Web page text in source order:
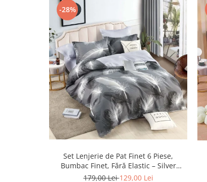
-28%
Set Lenjerie de Pat Finet 6 Piese,
Bumbac Finet, Fără Elastic – Silver
Feather
179,00 Lei129,00 Lei